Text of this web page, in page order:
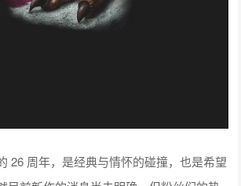
26 周年，是经典与情怀的碰撞，也是希望